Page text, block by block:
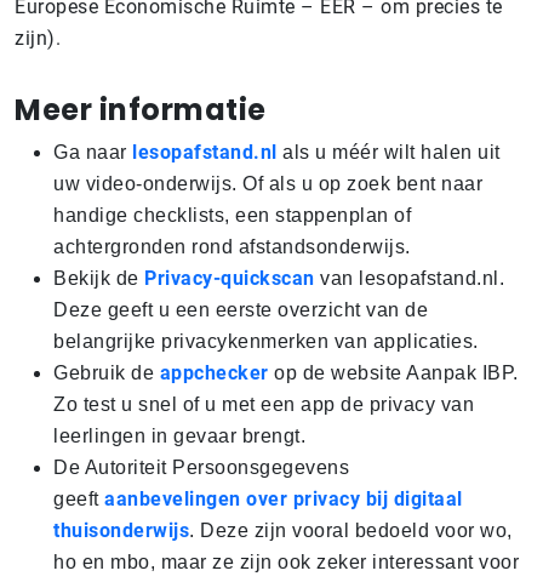
Europese Economische Ruimte – EER – om precies te
zijn).
Meer informatie
Ga naar lesopafstand.nl als u méér wilt halen uit
uw video-onderwijs. Of als u op zoek bent naar
handige checklists, een stappenplan of
achtergronden rond afstandsonderwijs.
Bekijk de Privacy-quickscan van lesopafstand.nl.
Deze geeft u een eerste overzicht van de
belangrijke privacykenmerken van applicaties.
Gebruik de appchecker op de website Aanpak IBP.
Zo test u snel of u met een app de privacy van
leerlingen in gevaar brengt.
De Autoriteit Persoonsgegevens
geeft aanbevelingen over privacy bij digitaal
thuisonderwijs. Deze zijn vooral bedoeld voor wo,
ho en mbo, maar ze zijn ook zeker interessant voor